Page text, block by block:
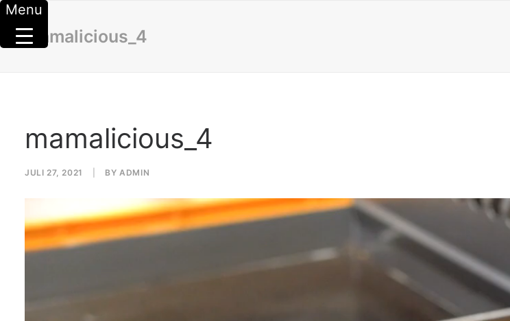
mamalicious_4
mamalicious_4
JULI 27, 2021 BYADMIN
Menu